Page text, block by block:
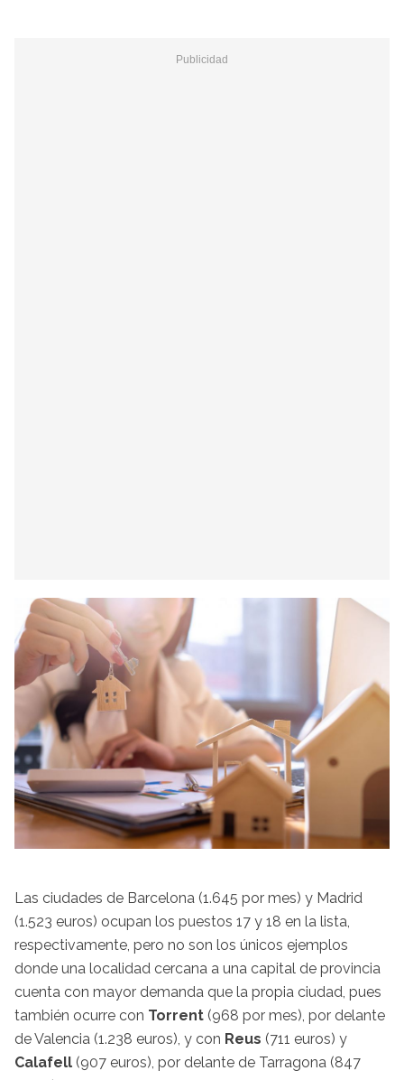
Las ciudades de Barcelona (1.645 por mes) y Madrid
(1.523 euros) ocupan los puestos 17 y 18 en la lista,
respectivamente, pero no son los únicos ejemplos
donde una localidad cercana a una capital de provincia
cuenta con mayor demanda que la propia ciudad, pues
también ocurre con Torrent (968 por mes), por delante
de Valencia (1.238 euros), y con Reus (711 euros) y
Calafell (907 euros), por delante de Tarragona (847